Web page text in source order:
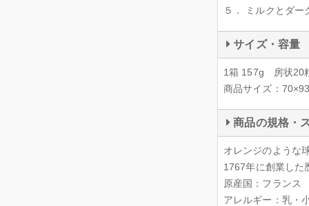
５． ミルクとダー
サイズ・容量
1箱 157g 房状20
商品サイズ：
商品の規格・
オレンジのような
1767年に創業した
原産国：フランス
アレルギー：乳・